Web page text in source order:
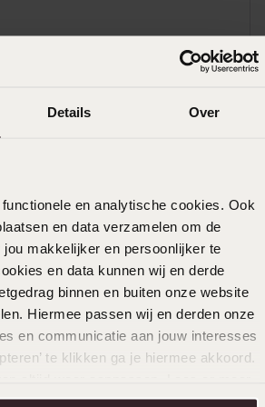
Details Over
en analytische cookies. Ook
en data verzamelen om de
makkelijker en persoonlijker te
en data kunnen wij en derde
binnen en buiten onze website
Hiermee passen wij en derden onze
en communicatie aan jouw interesses
te klikken ga je hiermee akkoord.
.
und bestellen
dir gefallen